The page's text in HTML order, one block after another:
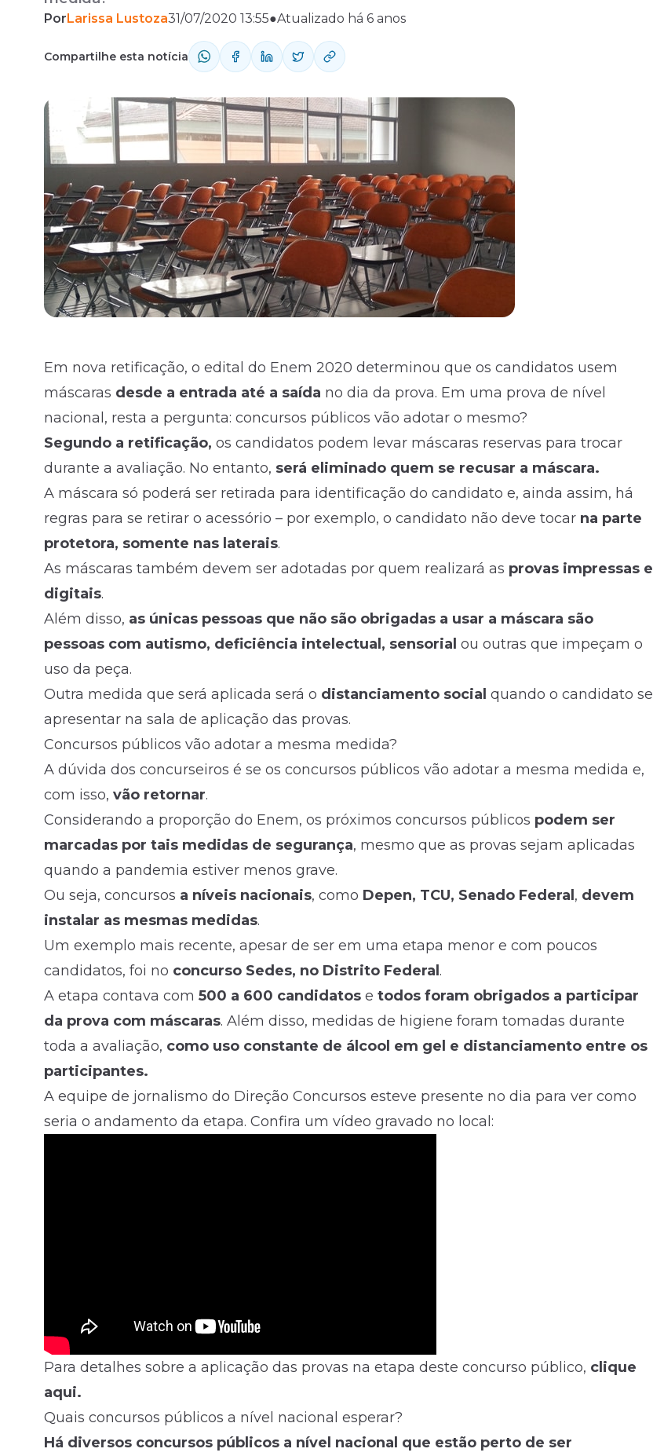
PorLarissa Lustoza31/07/2020 13:55●Atualizado há 6 anos
Compartilhe esta notícia
Em nova retificação, o edital do Enem 2020 determinou que os candidatos usem
máscaras desde a entrada até a saída no dia da prova. Em uma prova de nível
nacional, resta a pergunta: concursos públicos vão adotar o mesmo?
Segundo a retificação, os candidatos podem levar máscaras reservas para trocar
durante a avaliação. No entanto, será eliminado quem se recusar a máscara.
A máscara só poderá ser retirada para identificação do candidato e, ainda assim, há
regras para se retirar o acessório – por exemplo, o candidato não deve tocar na parte
protetora, somente nas laterais.
As máscaras também devem ser adotadas por quem realizará as provas impressas e
digitais.
Além disso, as únicas pessoas que não são obrigadas a usar a máscara são
pessoas com autismo, deficiência intelectual, sensorial ou outras que impeçam o
uso da peça.
Outra medida que será aplicada será o distanciamento social quando o candidato se
apresentar na sala de aplicação das provas.
Concursos públicos vão adotar a mesma medida?
A dúvida dos concurseiros é se os concursos públicos vão adotar a mesma medida e,
com isso, vão retornar.
Considerando a proporção do Enem, os próximos concursos públicos podem ser
marcadas por tais medidas de segurança, mesmo que as provas sejam aplicadas
quando a pandemia estiver menos grave.
Ou seja, concursos a níveis nacionais, como Depen, TCU, Senado Federal , devem
instalar as mesmas medidas.
Um exemplo mais recente, apesar de ser em uma etapa menor e com poucos
candidatos, foi no concurso Sedes, no Distrito Federal .
A etapa contava com 500 a 600 candidatos e todos foram obrigados a participar
da prova com máscaras. Além disso, medidas de higiene foram tomadas durante
toda a avaliação, como uso constante de álcool em gel e distanciamento entre os
participantes.
A equipe de jornalismo do Direção Concursos esteve presente no dia para ver como
seria o andamento da etapa. Confira um vídeo gravado no local:
Para detalhes sobre a aplicação das provas na etapa deste concurso público, clique
aqui.
Quais concursos públicos a nível nacional esperar?
Há diversos concursos públicos a nível nacional que estão perto de ser